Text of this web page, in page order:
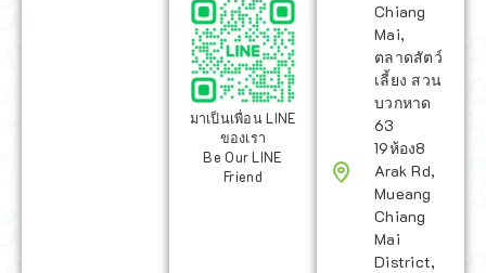
มาเป็นเพื่อน LINE
ของเรา
Be Our LINE
Friend
Chiang
Mai,
ตลาดสัตว์
เลี้ยง สวน
บวกหาด
63
19ห้อง8
Arak Rd,
Mueang
Chiang
Mai
District,